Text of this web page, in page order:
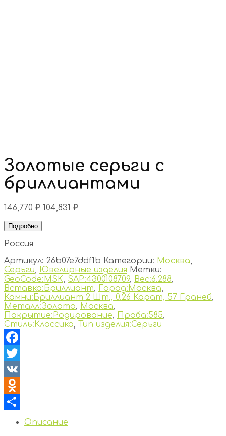
Золотые серьги с
бриллиантами
146,770₽ 104,831 ₽
Подробно
Россия
Артикул: 26b07e7ddf1b Категории: Москва,
Серьги, Ювелирные изделия Метки:
GeoCode:MSK, SAP:4300108709, Вес:6.288,
Вставка:Бриллиант, Город:Москва,
Камни:Бриллиант 2 Шт., 0.26 Карат, 57 Граней,
Металл:Золото, Москва,
Покрытие:Родирование, Проба:585,
Стиль:Классика, Тип изделия:Серьги
Facebook
Twitter
VK
Odnoklassniki
Отправить
Описание